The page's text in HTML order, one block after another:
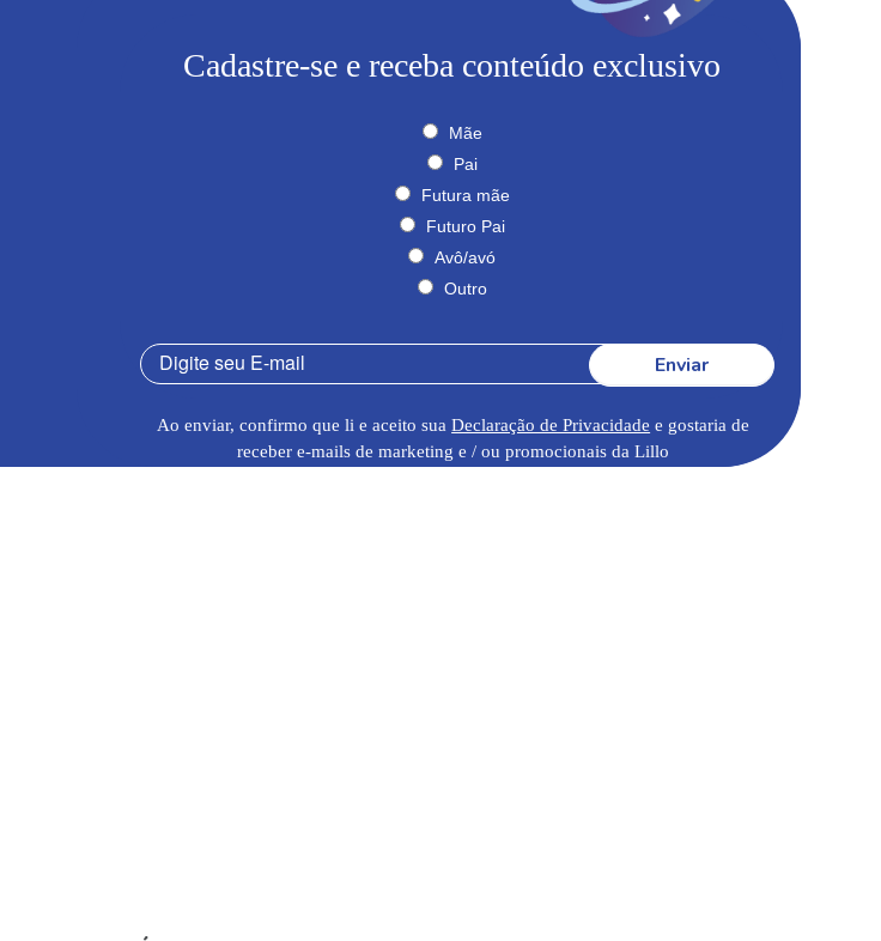
Cadastre-se e receba conteúdo exclusivo
Mãe
Pai
Futura mãe
Futuro Pai
Avô/avó
Outro
Enviar
Ao enviar, confirmo que li e aceito suaDeclaração de Privacidade e gostaria de
receber e-mails de marketing e / ou promocionais da Lillo